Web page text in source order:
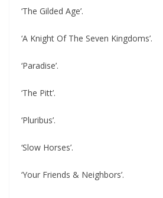
‘The Gilded Age’.
‘A Knight Of The Seven Kingdoms’.
‘Paradise’.
‘The Pitt’.
‘Pluribus’.
‘Slow Horses’.
‘Your Friends & Neighbors’.